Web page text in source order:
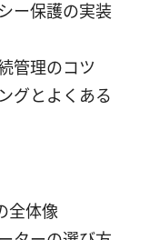
ー保護の実装
管理のコツ
グとよくある
全体像